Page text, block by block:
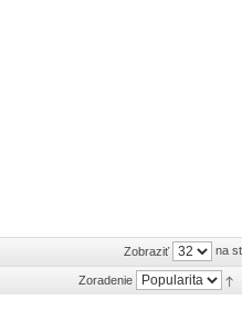
Zobraziť na
Zoradenie